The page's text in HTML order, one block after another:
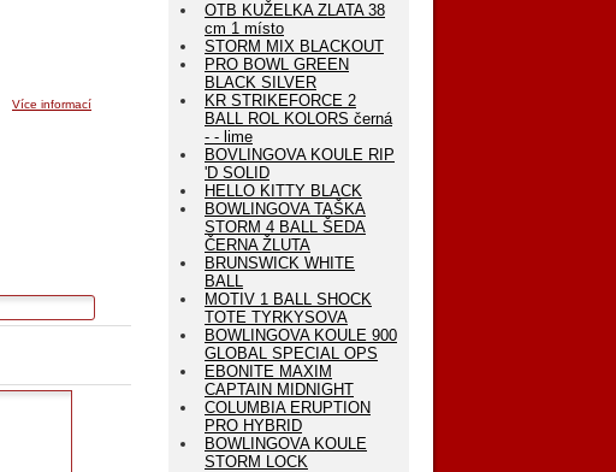
Více informací
OTB KUŽELKA ZLATA 38
cm 1 místo
STORM MIX BLACKOUT
PRO BOWL GREEN
BLACK SILVER
KR STRIKEFORCE 2
BALL ROL KOLORS černá
- - lime
BOVLINGOVA KOULE RIP
'D SOLID
HELLO KITTY BLACK
BOWLINGOVA TAŠKA
STORM 4 BALL ŠEDA
ČERNA ŽLUTA
BRUNSWICK WHITE
BALL
MOTIV 1 BALL SHOCK
TOTE TYRKYSOVA
BOWLINGOVA KOULE 900
GLOBAL SPECIAL OPS
EBONITE MAXIM
CAPTAIN MIDNIGHT
COLUMBIA ERUPTION
PRO HYBRID
BOWLINGOVA KOULE
STORM LOCK